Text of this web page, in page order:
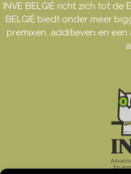
INVE BELGIË richt zich tot de
BELGIË biedt onder meer
premixen, additieven en